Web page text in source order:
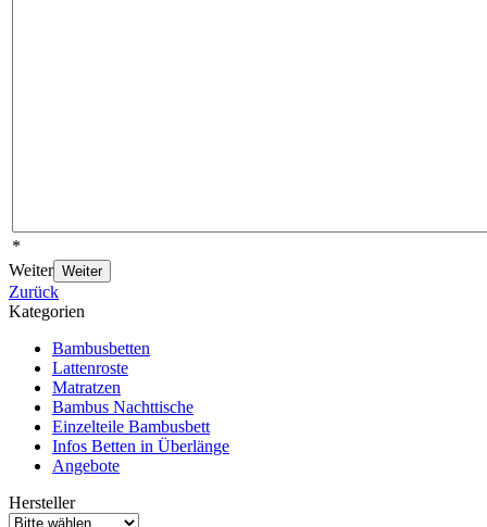
*
Weiter Weiter
Zurück
Kategorien
Bambusbetten
Lattenroste
Matratzen
Bambus Nachttische
Einzelteile Bambusbett
Infos Betten in Überlänge
Angebote
Hersteller